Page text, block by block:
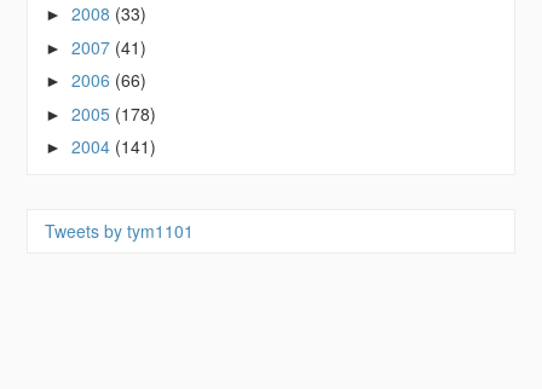
►2008 (33)
►2007 (41)
►2006 (66)
►2005 (178)
►2004 (141)
Tweets by tym1101